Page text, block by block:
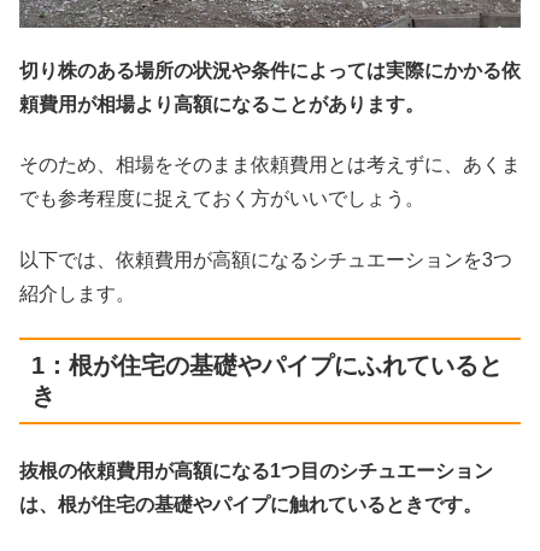
切り株のある場所の状況や条件によっては実際にかかる依
頼費用が相場より高額になることがあります。
そのため、相場をそのまま依頼費用とは考えずに、あくま
でも参考程度に捉えておく方がいいでしょう。
以下では、依頼費用が高額になるシチュエーションを3つ
紹介します。
1：根が住宅の基礎やパイプにふれていると
き
抜根の依頼費用が高額になる1つ目のシチュエーション
は、根が住宅の基礎やパイプに触れているときです。